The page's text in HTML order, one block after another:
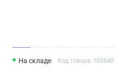
На складе Код товара: 103540